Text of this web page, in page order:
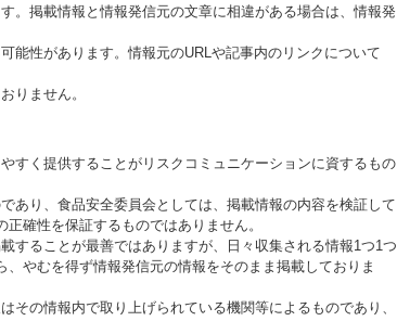
。掲載情報と情報発信元の文章に相違がある場合は、情報発
能性があります。情報元のURLや記事内のリンクについて
りません。
すく提供することがリスクコミュニケーションに資するもの
あり、食品安全委員会としては、掲載情報の内容を検証して
確性を保証するものではありません。
することが最善ではありますが、日々収集される情報1つ1つ
やむを得ず情報発信元の情報をそのまま掲載しておりま
の情報内で取り上げられている機関等によるものであり、